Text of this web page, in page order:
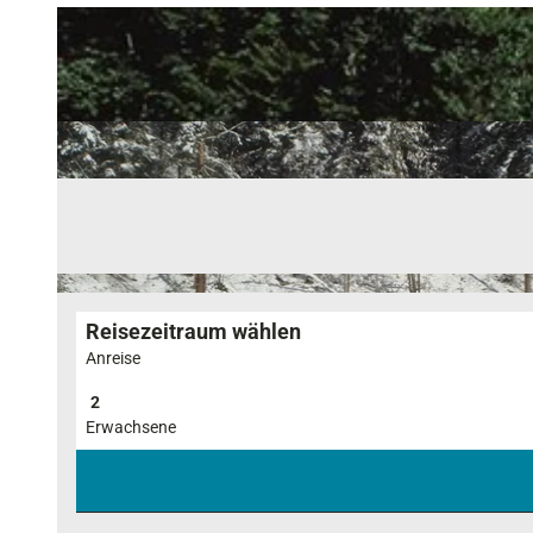
Reisezeitraum wählen
Anreise
Erwachsene